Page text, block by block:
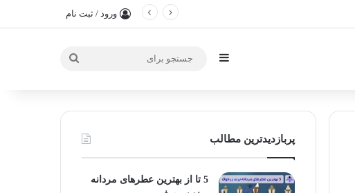
ورود / ثبت نام
سایدبار جستجو
پربازدیدترین مطالب
5 تا از بهترین عطرهای مردانه